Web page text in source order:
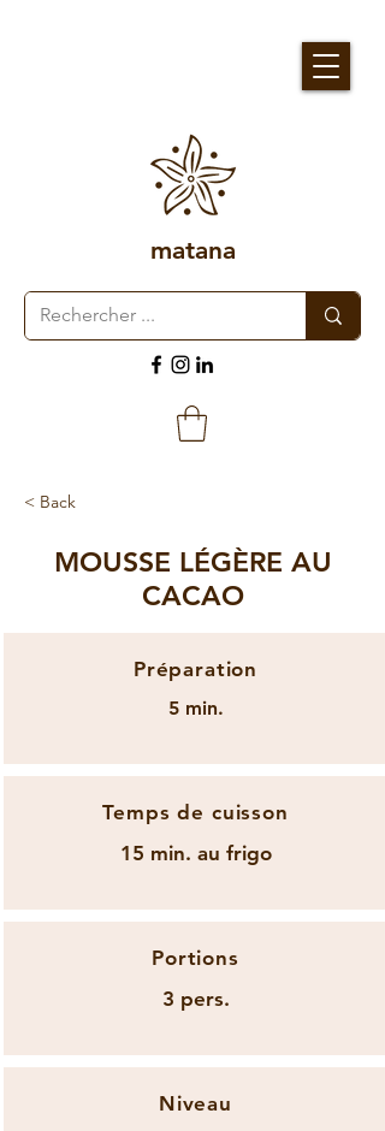
matana
< Back
MOUSSE LÉGÈRE AU
CACAO
Préparation
5 min.
Temps de cuisson
15 min. au frigo
Portions
3 pers.
Niveau